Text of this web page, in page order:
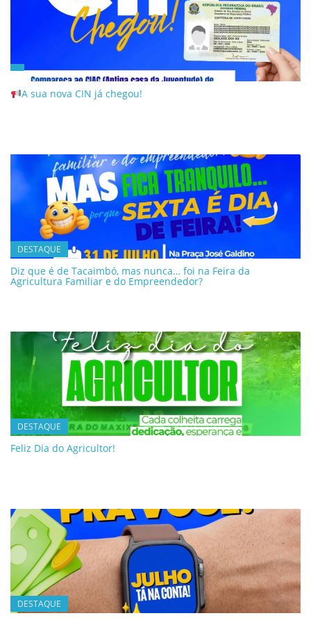
A sua nova CIN já chegou!
DESTAQUE
Diz que é de Tacaimbó, mas nunca… foi na Feira da
Agricultura Familiar e do Empreendedor?
DESTAQUE
Feliz Dia do Agricultor!
DESTAQUE